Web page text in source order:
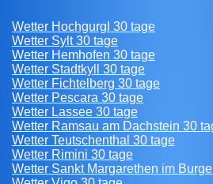
Wetter Hochgurgl 30 tage
Wetter Sylt 30 tage
Wetter Hemhofen 30 tage
Wetter Stadtkyll 30 tage
Wetter Fichtelberg 30 tage
Wetter Pescara 30 tage
Wetter Lassee 30 tage
Wetter Ramsau am Dachstein 30
Wetter Teutschenthal 30 tage
Wetter Rimini 30 tage
Wetter Sankt Margarethen im